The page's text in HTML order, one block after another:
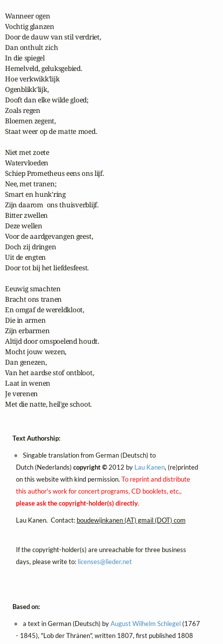
Wanneer ogen
Vochtig glanzen
Door de dauw van stil verdriet,
Dan onthult zich
In die spiegel
Hemelveld, geluksgebied.
Hoe verkwikk'lijk
Ogenblikk'lijk,
Dooft dan elke wilde gloed;
Zoals regen
Bloemen zegent,
Staat weer op de matte moed.
Niet met zoete
Watervloeden
Schiep Prometheus eens ons lijf.
Nee, met tranen;
Smart en hunk'ring
Zijn daarom  ons thuisverblijf.
Bitter zwellen
Deze wellen
Voor de aardgevangen geest,
Doch zij dringen
Uit de engten
Door tot bij het liefdesfeest.
Eeuwig smachten
Bracht ons tranen
En omgaf de wereldkloot,
Die in armen
Zijn erbarmen
Altijd door omspoelend houdt.
Mocht jouw wezen,
Dan genezen,
Van het aardse stof ontbloot,
Laat in wenen
Je verenen
Met die natte, heil'ge schoot.
Text Authorship:
Singable translation from German (Deutsch) to
Dutch (Nederlands) copyright ©2012 by Lau Kanen, (re)printed
on this website with kind permission. To reprint and distribute
this author's work for concert programs, CD booklets, etc.,
please ask the copyright-holder(s) directly.
Lau Kanen. Contact: boudewijnkanen (AT) gmail (DOT) com
If the copyright-holder(s) are unreachable for three business
days, please write to: licenses@lieder.net
Based on:
a text in German (Deutsch) byAugust Wilhelm Schlegel(1767
- 1845), "Lob der Thränen", written 1807, first published 1808